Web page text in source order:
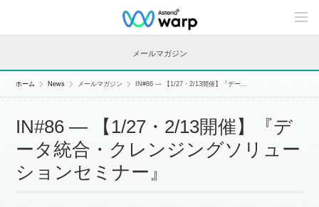
C
n
n
メールマガジン
ホーム News メールマガジン IN#86 — 【1/27・2/13開催】『デー...
IN#86 — 【1/27・2/13開催】『デ
ータ統合・クレンジングソリュー
ションセミナー』